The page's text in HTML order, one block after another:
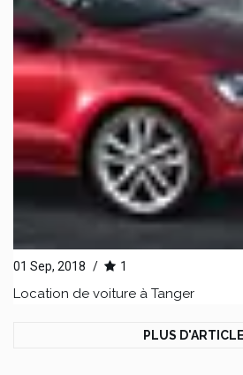
01 Sep, 2018 / 1
Location de voiture à Tanger
PLUS